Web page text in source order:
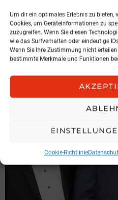
Um dir ein optimales Erlebnis zu bieten,
Cookies, um Geräteinformationen zu
zuzugreifen. Wenn Sie diesen
wie das Surfverhalten oder eindeutige
Wenn Sie Ihre Zustimmung nicht
bestimmte Merkmale und Funktionen
Cookie-Richtlinie
Spari geht zu
KOBAN SÜDVERS
3. August 2026, 11:04